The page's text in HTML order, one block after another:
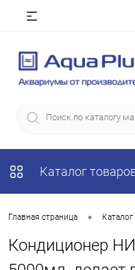
Каталог
Главная страница •
Кондиционер